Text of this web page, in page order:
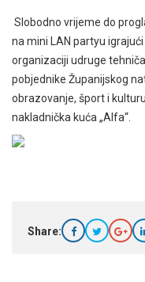
Slobodno vrijeme do
na mini LAN partyu
organizaciji udruge
pobjednike Županijskog
obrazovanje, šport i
nakladnička kuća „Alfa“.
Share: